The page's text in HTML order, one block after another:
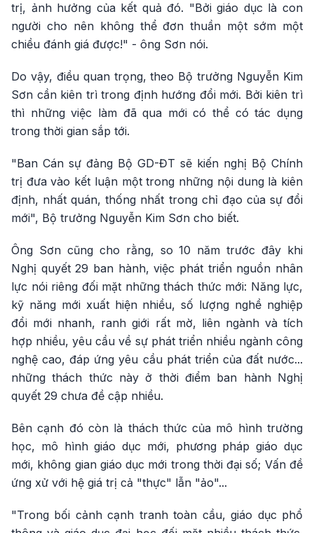
trị, ảnh hưởng của kết quả đó. "Bởi giáo dục là con
người cho nên không thể đơn thuần một sớm một
chiều đánh giá được!" - ông Sơn nói.
Do vậy, điều quan trọng, theo Bộ trưởng Nguyễn Kim
Sơn cần kiên trì trong định hướng đổi mới. Bởi kiên trì
thì những việc làm đã qua mới có thể có tác dụng
trong thời gian sắp tới.
"Ban Cán sự đảng Bộ GD-ĐT sẽ kiến nghị Bộ Chính
trị đưa vào kết luận một trong những nội dung là kiên
định, nhất quán, thống nhất trong chỉ đạo của sự đổi
mới", Bộ trưởng Nguyễn Kim Sơn cho biết.
Ông Sơn cũng cho rằng, so 10 năm trước đây khi
Nghị quyết 29 ban hành, việc phát triển nguồn nhân
lực nói riêng đối mặt những thách thức mới: Năng lực,
kỹ năng mới xuất hiện nhiều, số lượng nghề nghiệp
đổi mới nhanh, ranh giới rất mờ, liên ngành và tích
hợp nhiều, yêu cầu về sự phát triển nhiều ngành công
nghệ cao, đáp ứng yêu cầu phát triển của đất nước...
những thách thức này ở thời điểm ban hành Nghị
quyết 29 chưa đề cập nhiều.
Bên cạnh đó còn là thách thức của mô hình trường
học, mô hình giáo dục mới, phương pháp giáo dục
mới, không gian giáo dục mới trong thời đại số; Vấn đề
ứng xử với hệ giá trị cả "thực" lẫn "ảo"...
"Trong bối cảnh cạnh tranh toàn cầu, giáo dục phổ